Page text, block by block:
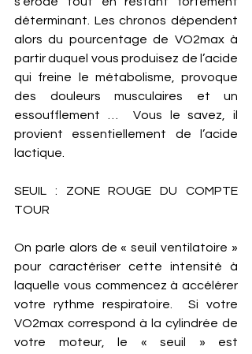
déterminant. Les chronos dépendent
alors du pourcentage de VO2max à
partir duquel vous produisez de l’acide
qui freine le métabolisme, provoque
des douleurs musculaires et un
essoufflement …  Vous le savez, il
provient essentiellement de l’acide
lactique.
SEUIL : ZONE ROUGE DU COMPTE
TOUR
On parle alors de « seuil ventilatoire »
pour caractériser cette intensité à
laquelle vous commencez à accélérer
votre rythme respiratoire.  Si votre
VO2max correspond à la cylindrée de
votre moteur, le « seuil » est